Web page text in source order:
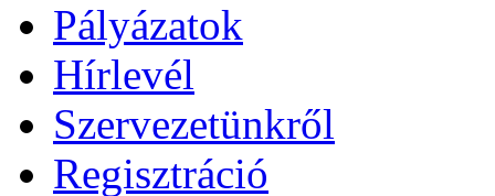
Pályázatok
Hírlevél
Szervezetünkről
Regisztráció